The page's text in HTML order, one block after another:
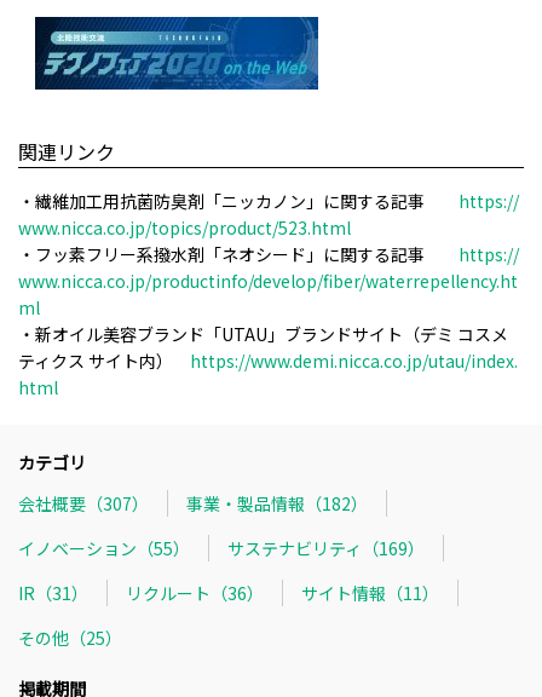
関連リンク
・繊維加工用抗菌防臭剤「ニッカノン」に関する記事 https://
www.nicca.co.jp/topics/product/523.html
・フッ素フリー系撥水剤「ネオシード」に関する記事 https://
www.nicca.co.jp/productinfo/develop/fiber/waterrepellency.ht
ml
・新オイル美容ブランド「UTAU」ブランドサイト（デミ コスメ
ティクス サイト内） https://www.demi.nicca.co.jp/utau/index.
html
カテゴリ
会社概要（307）
事業・製品情報（182）
イノベーション（55）
サステナビリティ（169）
IR（31）
リクルート（36）
サイト情報（11）
その他（25）
掲載期間